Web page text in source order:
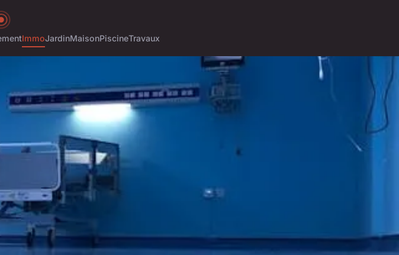
ImmoJardinMaisonPiscineTravaux